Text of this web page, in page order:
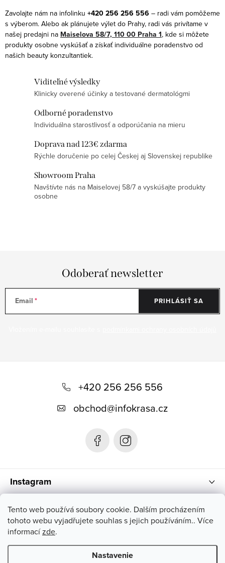
Tento web používá soubory cookie. Dalším procházením
tohoto webu vyjadřujete souhlas s jejich používáním.. Více
informacízde.
Nastavenie
e
p
r
v
k
k
o
v
a
Zavolajte nám na infolinku +420 256 256 556 – radi vám pomôžeme
s výberom. Alebo ak plánujete výlet do Prahy, radi vás privítame v
našej predajni na Maiselova 58/7, 110 00 Praha 1, kde si môžete
produkty osobne vyskúšať a získať individuálne poradenstvo od
našich beauty konzultantiek.
Viditeľné výsledky
Klinicky overené účinky a testované dermatológmi
Odborné poradenstvo
Individuálna starostlivosť a odporúčania na mieru
Doprava nad 123€ zdarma
Rýchle doručenie po celej Českej aj Slovenskej republike
Showroom Praha
Navštívte nás na Maiselovej 58/7 a vyskúšajte produkty
osobne
Odoberať newsletter
Email PRIHLÁSIŤ SA
Instagram
+420 256 256 556
obchod@infokrasa.cz
Informácie pre vás